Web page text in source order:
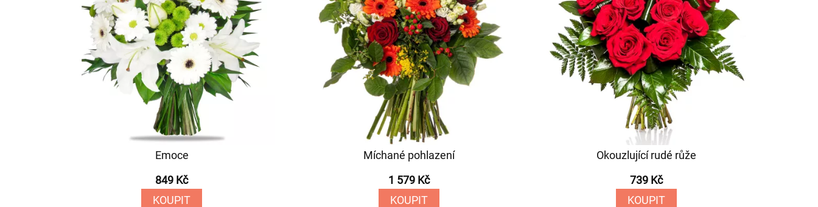
Emoce
849 Kč
KOUPIT
Míchané pohlazení
1 579 Kč
KOUPIT
Okouzlující rudé růže
739 Kč
KOUPIT